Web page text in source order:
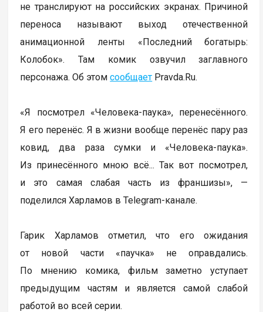
не транслируют на российских экранах. Причиной
переноса называют выход отечественной
анимационной ленты «Последний богатырь:
Колобок». Там комик озвучил заглавного
персонажа. Об этомсообщает Pravda.Ru.
«Я посмотрел «Человека-паука», перенесённого.
Я его перенёс. Я в жизни вообще перенёс пару раз
ковид, два раза сумки и «Человека-паука».
Из принесённого мною всё... Так вот посмотрел,
и это самая слабая часть из франшизы», —
поделился Харламов в Telegram-канале.
Гарик Харламов отметил, что его ожидания
от новой части «паучка» не оправдались.
По мнению комика, фильм заметно уступает
предыдущим частям и является самой слабой
работой во всей серии.